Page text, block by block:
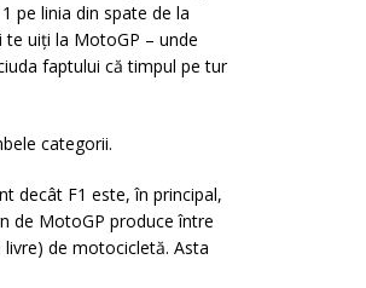
pe linia din spate de la
te uiți la MotoGP – unde
faptului că timpul pe tur
categorii.
decât F1 este, în principal,
de MotoGP produce între
de motocicletă. Asta